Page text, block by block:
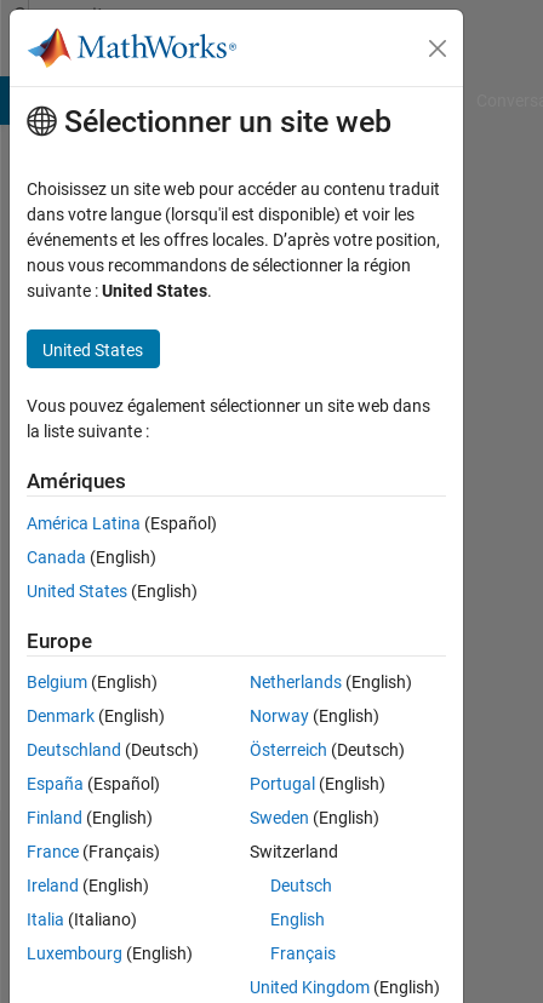
Passer au contenu
Community
Profile
Yi
Zhao
Last
plus
de 3
y a
Actif
depuis
2022
0
Following:
0
Follow
Tableau de bord
Statistiques
MATLAB Answers
Sélectionner un site web
Choisissez un site web pour accéder au contenu traduit
dans votre langue (lorsqu'il est disponible) et voir les
événements et les offres locales. D’après votre position,
nous vous recommandons de sélectionner la région
suivante :United States.
United States
Vous pouvez également sélectionner un site web dans
la liste suivante :
Amériques
América Latina (Español)
Canada (English)
United States (English)
Europe
Belgium (English)
Denmark (English)
Deutschland (Deutsch)
España (Español)
Finland (English)
France (Français)
Ireland (English)
Italia (Italiano)
Luxembourg (English)
Netherlands(English)
Norway(English)
Österreich (Deutsch)
Portugal (English)
Sweden (English)
Switzerland
Deutsch
English
Français
United Kingdom(English)